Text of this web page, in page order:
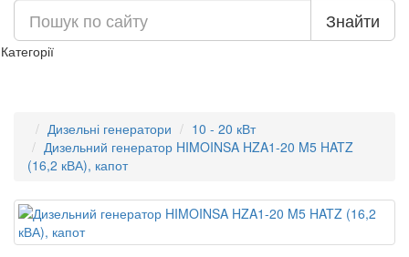
Знайти
Категорії
Дизельні генератори
10 - 20 кВт
Дизельний генератор HIMOINSA HZA1-20 M5 HATZ
(16,2 кВА), капот